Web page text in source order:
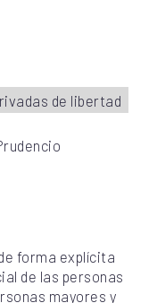
de libertad
forma explícita
de las personas
mayores y